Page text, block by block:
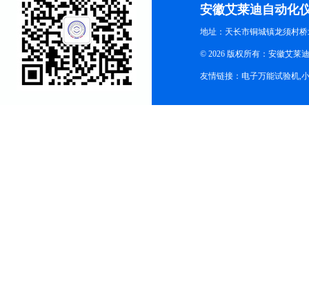
安徽艾莱迪自动化
地址：天长市铜城镇龙须村
© 2026 版权所有：安徽艾莱
友情链接： 电子万能试验机,